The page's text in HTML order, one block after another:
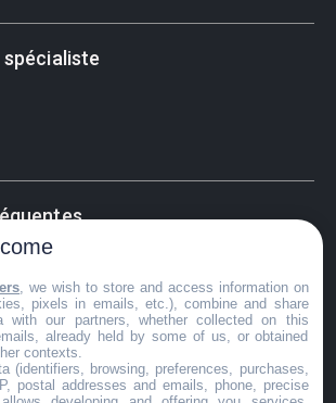
ophtalmologique
, we wish to store and access information on
pixels in emails, etc.), combine and share
with our partners, whether collected on this
already held by some of us, or obtained
contexts.
(identifiers, browsing, preferences, purchases,
postal addresses and emails, phone, precise